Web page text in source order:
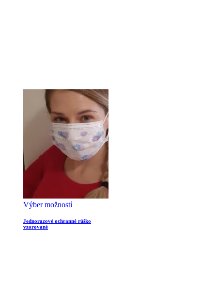
Výber možností
Jednorazové ochranné rúško
vzorované